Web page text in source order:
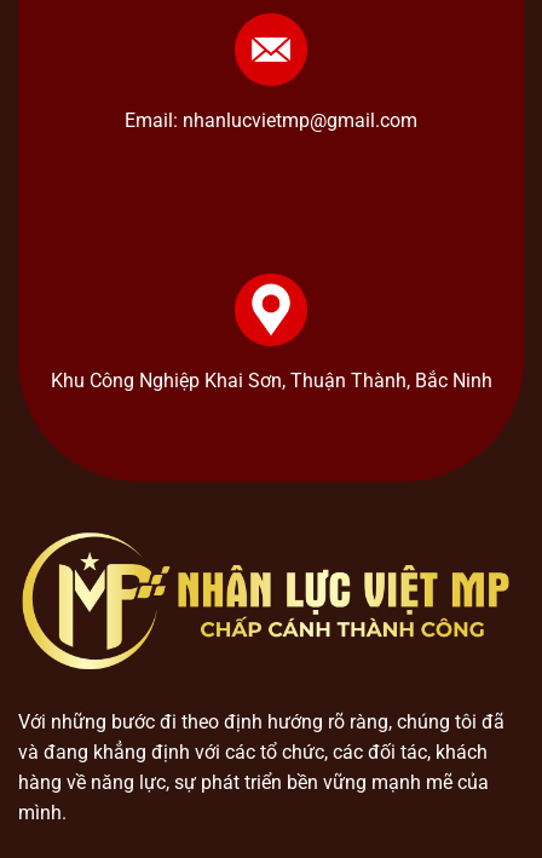
Email: nhanlucvietmp@gmail.com
Khu Công Nghiệp Khai Sơn, Thuận Thành, Bắc Ninh
Với những bước đi theo định hướng rõ ràng, chúng tôi đã
và đang khẳng định với các tổ chức, các đối tác, khách
hàng về năng lực, sự phát triển bền vững mạnh mẽ của
mình.